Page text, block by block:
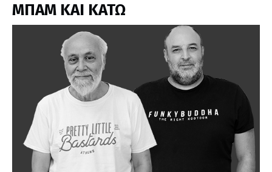
ΜΠΑΜ ΚΑΙ ΚΑΤΩ